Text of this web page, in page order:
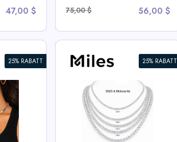
47,00 $
75,00 $
56,00 $
25% RABATT 25% RABATT
VVS1
Kette
Deals
2-6mm Eiskette Tennis
Halskette
View All Miles Deals